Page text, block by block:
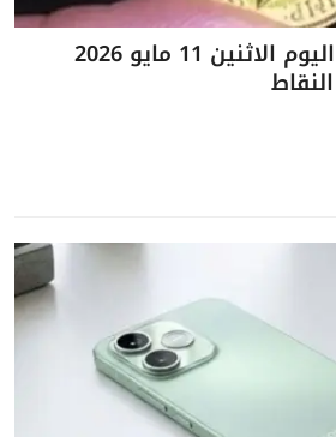
سعر الجنيه الذهب اليوم الاثنين 11 مايو 2026